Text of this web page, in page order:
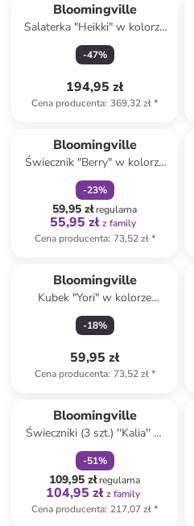
Bloomingville
Salaterka "Heikki" w kolorze
zielonym - wys. 11 x Ø 26,5
cm
-47%
194,95 zł
Cena producenta: 369,32 zł*
Bloomingville
Świecznik "Berry" w kolorze
biało-zielonym - wys. 9 x Ø
10 cm
-23%
59,95 złregularna
55,95 zł z family
Cena producenta: 73,52 zł*
Bloomingville
Kubek "Yori" w kolorze
kremowo-turkusowym - 450
ml
-18%
59,95 zł
Cena producenta: 73,52 zł*
Bloomingville
Świeczniki (3 szt.) ''Kalia'' w
kolorze szarym
-51%
109,95 złregularna
104,95 zł z family
Cena producenta: 217,07 zł*